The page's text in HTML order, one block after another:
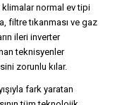
klimalar normal ev tipi
filtre tıkanması ve gaz
ileri inverter
teknisyenler
zorunlu kılar.
fark yaratan